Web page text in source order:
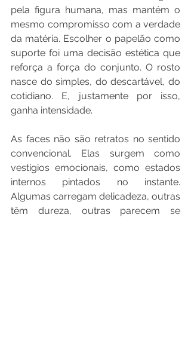
pela figura humana, mas mantém o
mesmo compromisso com a verdade
da matéria. Escolher o papelão como
suporte foi uma decisão estética que
reforça a força do conjunto. O rosto
nasce do simples, do descartável, do
cotidiano. E, justamente por isso,
ganha intensidade.
As faces não são retratos no sentido
convencional. Elas surgem como
vestígios emocionais, como estados
internos pintados no instante.
Algumas carregam delicadeza, outras
têm dureza, outras parecem se